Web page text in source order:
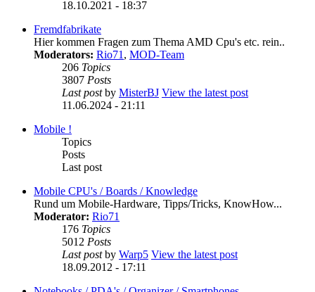
18.10.2021 - 18:37
Fremdfabrikate
Hier kommen Fragen zum Thema AMD Cpu's etc. rein..
Moderators: Rio71, MOD-Team
206 Topics
3807 Posts
Last postby MisterBJ View the latest post
11.06.2024 - 21:11
Mobile !
Topics
Posts
Last post
Mobile CPU's / Boards / Knowledge
Rund um Mobile-Hardware, Tipps/Tricks, KnowHow...
Moderator: Rio71
176 Topics
5012 Posts
Last postby Warp5 View the latest post
18.09.2012 - 17:11